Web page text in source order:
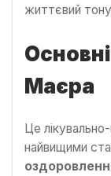
життєвий
Маєра
Це
найвищими